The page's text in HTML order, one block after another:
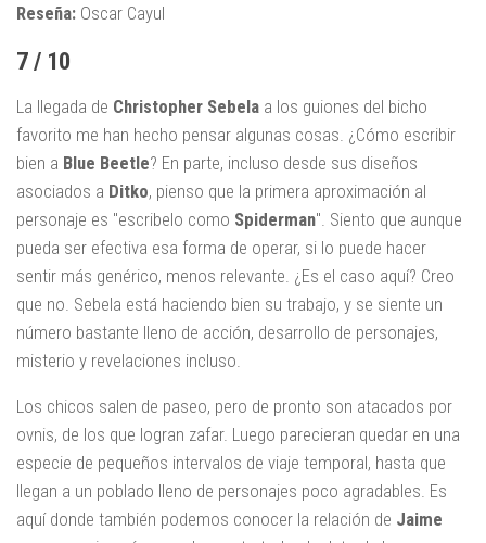
Reseña: Oscar Cayul
7 / 10
La llegada de Christopher Sebela a los guiones del bicho
favorito me han hecho pensar algunas cosas. ¿Cómo escribir
bien a Blue Beetle? En parte, incluso desde sus diseños
asociados a Ditko, pienso que la primera aproximación al
personaje es "escribelo como Spiderman". Siento que aunque
pueda ser efectiva esa forma de operar, si lo puede hacer
sentir más genérico, menos relevante. ¿Es el caso aquí? Creo
que no. Sebela está haciendo bien su trabajo, y se siente un
número bastante lleno de acción, desarrollo de personajes,
misterio y revelaciones incluso.
Los chicos salen de paseo, pero de pronto son atacados por
ovnis, de los que logran zafar. Luego parecieran quedar en una
especie de pequeños intervalos de viaje temporal, hasta que
llegan a un poblado lleno de personajes poco agradables. Es
aquí donde también podemos conocer la relación de Jaime